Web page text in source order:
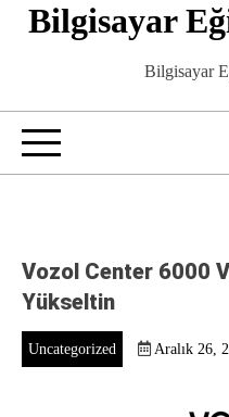
SkipBilgisayar
Bilgisayar
Vozol Center 6000
Yükseltin
Uncategorized Aralık 26,